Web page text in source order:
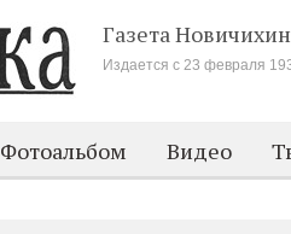
Газета
Издается с 23 февраля
Фотоальбом Видео